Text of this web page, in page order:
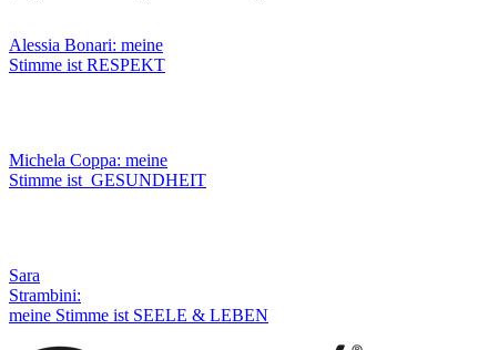
Alessia Bonari: meine
Stimme ist RESPEKT
Michela Coppa: meine
Stimme ist GESUNDHEIT
Sara
Strambini:
meine Stimme ist SEELE & LEBEN